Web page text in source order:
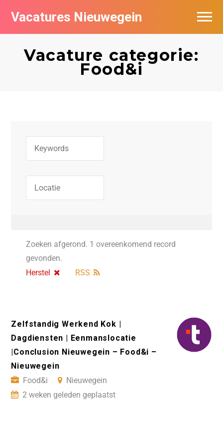
Vacatures Nieuwegein
Vacature categorie:
Food&i
Zoeken afgerond. 1 overeenkomend record
gevonden.
Herstel
RSS
Zelfstandig Werkend Kok |
Dagdiensten | Eenmanslocatie
|Conclusion Nieuwegein – Food&i –
Nieuwegein
Food&i
Nieuwegein
2 weken geleden geplaatst
Vacatures per bedrijf in Nieuwegein